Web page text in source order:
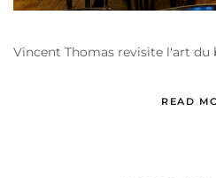
Vincent Thomas revisite l'art du
READ